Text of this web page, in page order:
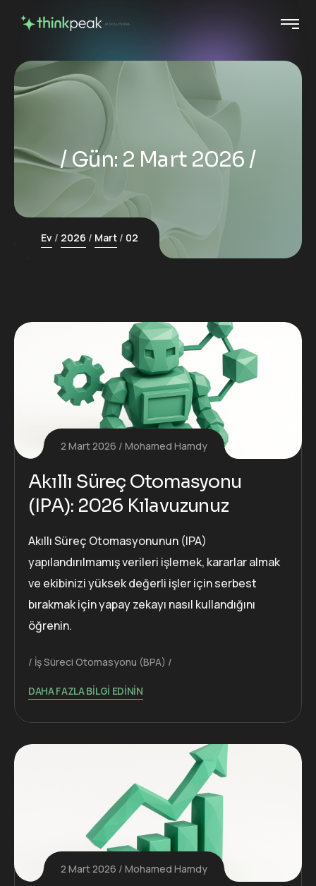
Gün: 2 Mart 2026
Ev 2026 Mart 02
2 Mart 2026 Mohamed Hamdy
Akıllı Süreç Otomasyonu
(IPA): 2026 Kılavuzunuz
Akıllı Süreç Otomasyonunun (IPA)
yapılandırılmamış verileri işlemek, kararlar almak
ve ekibinizi yüksek değerli işler için serbest
bırakmak için yapay zekayı nasıl kullandığını
öğrenin.
İş Süreci Otomasyonu (BPA)
DAHA FAZLA BILGI EDININ
2 Mart 2026 Mohamed Hamdy